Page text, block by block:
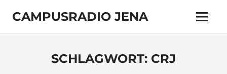
Inhalt
springen
CAMPUSRADIO JENA
103.4
Menü
SCHLAGWORT: CRJ